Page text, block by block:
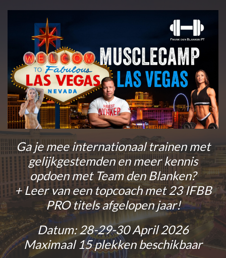
Ga je mee internationaal trainen met
gelijkgestemden en meer kennis
opdoen met Team den Blanken?
+ Leer van een topcoach met 23 IFBB
PRO titels afgelopen jaar!
Datum: 28-29-30 April 2026
Maximaal 15 plekken beschikbaar